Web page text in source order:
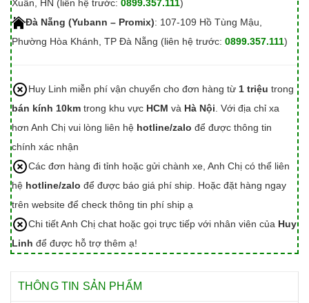
Xuân, HN (liên hệ trước: 0899.357.111)
Đà Nẵng (Yubann – Promix): 107-109 Hồ Tùng Mậu,
Phường Hòa Khánh, TP Đà Nẵng (liên hệ trước: 0899.357.111)
Huy Linh miễn phí vận chuyển cho đơn hàng từ 1 triệu trong
bán kính 10km trong khu vực HCM và Hà Nội . Với địa chỉ xa
hơn Anh Chị vui lòng liên hệ hotline/zalo để được thông tin
chính xác nhận
Các đơn hàng đi tỉnh hoặc gửi chành xe, Anh Chị có thể liên
hệ hotline/zalo để được báo giá phí ship. Hoặc đặt hàng ngay
trên website để check thông tin phí ship ạ
Chi tiết Anh Chị chat hoặc gọi trực tiếp với nhân viên của Huy
Linh để được hỗ trợ thêm ạ!
THÔNG TIN SẢN PHẨM